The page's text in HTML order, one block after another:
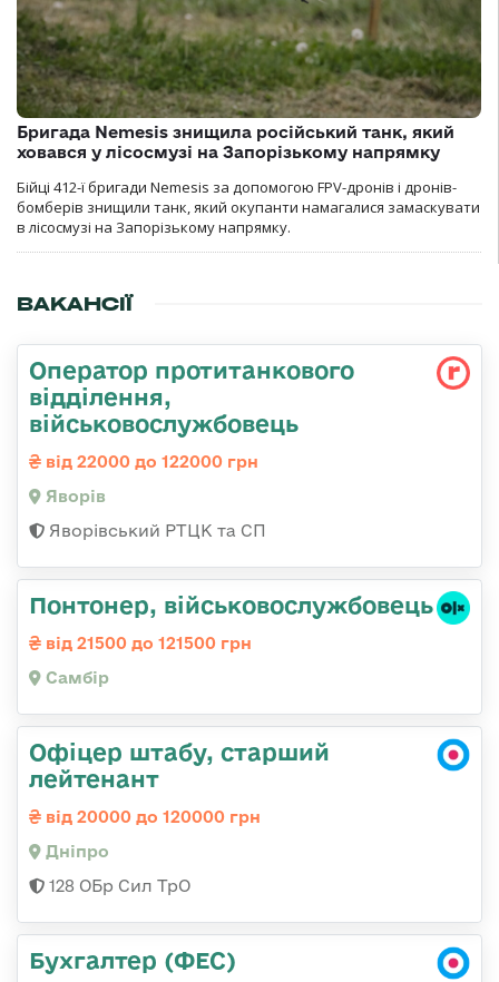
Бригада Nemesis знищила російський танк, який
ховався у лісосмузі на Запорізькому напрямку
Бійці 412-ї бригади Nemesis за допомогою FPV-дронів і дронів-
бомберів знищили танк, який окупанти намагалися замаскувати
в лісосмузі на Запорізькому напрямку.
ВАКАНСІЇ
Оператор протитанкового
відділення,
військовослужбовець
від 22000 до 122000 грн
Яворів
Яворівський РТЦК та СП
Понтонер, військовослужбовець
від 21500 до 121500 грн
Самбір
Офіцер штабу, старший
лейтенант
від 20000 до 120000 грн
Дніпро
128 ОБр Сил ТрО
Бухгалтер (ФЕС)